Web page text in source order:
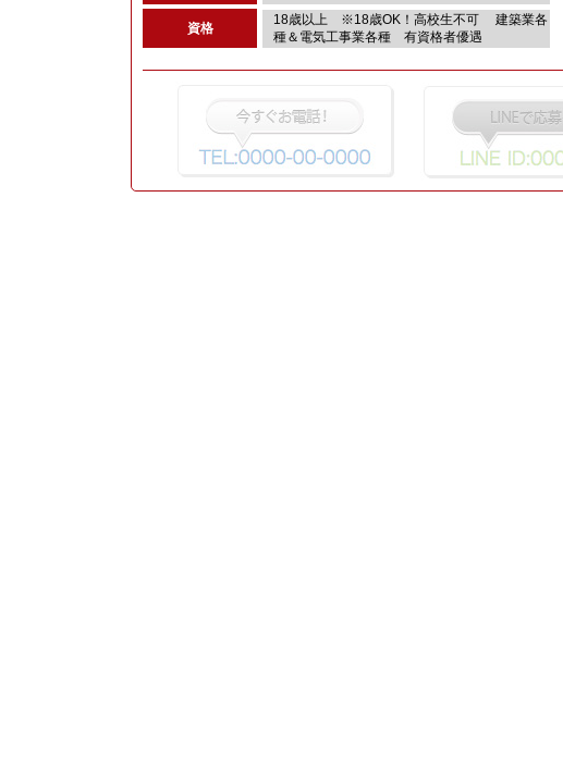
資格
18歳以上 ※18歳OK！高校生不可 建築業各
種＆電気工事業各種 有資格者優遇